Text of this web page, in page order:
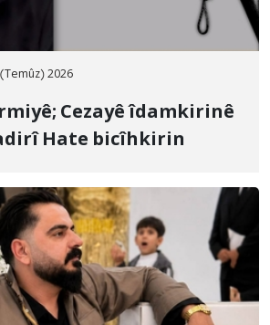
2026
Cezayê îdamkirinê
Hate bicîhkirin